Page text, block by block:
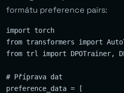
formátu preference pairs:
import torch
from transformers import
from trl import DPOTrainer,
# Příprava dat
preference_data = [